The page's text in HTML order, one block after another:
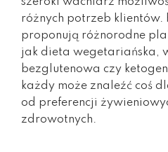
różnych potrzeb klientów.
proponują różnorodne
jak dieta wegetariańska,
bezglutenowa czy
każdy może znaleźć coś
od preferencji
zdrowotnych.